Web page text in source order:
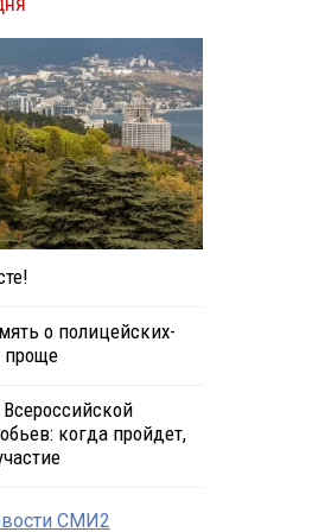
о полицейских-
проще
когда пройдет,
СМИ2